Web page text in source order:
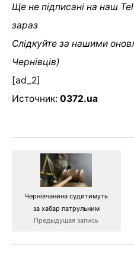
Ще не підписані на наш
зараз
Слідкуйте за нашими
Чернівців)
[ad_2]
Источник: 0372.ua
Чернівчанина судитимуть
за хабар патрульним
Предыдущая запись